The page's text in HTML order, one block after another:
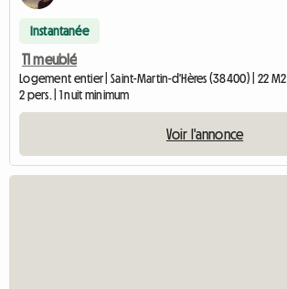
Instantanée
T1 meublé
Logement entier | Saint-Martin-d'Hères (38400) | 22 M2
2 pers. | 1 nuit minimum
Voir l'annonce